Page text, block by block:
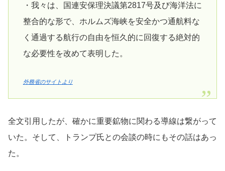
・我々は、国連安保理決議第2817号及び海洋法に
整合的な形で、ホルムズ海峡を安全かつ通航料な
く通過する航行の自由を恒久的に回復する絶対的
な必要性を改めて表明した。
外務省のサイトより
全文引用したが、確かに重要鉱物に関わる導線は繋がって
いた。そして、トランプ氏との会談の時にもその話はあっ
た。